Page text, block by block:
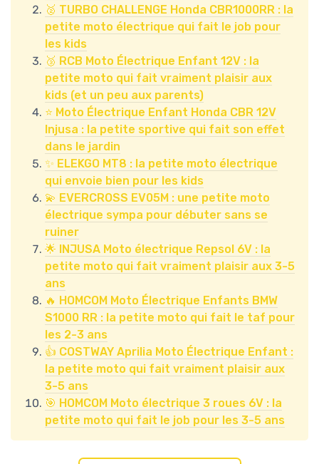
🥈 TURBO CHALLENGE Honda CBR1000RR : la
petite moto électrique qui fait le job pour
les kids
🥉 RCB Moto Électrique Enfant 12V : la
petite moto qui fait vraiment plaisir aux
kids (et un peu aux parents)
⭐ Moto Électrique Enfant Honda CBR 12V
Injusa : la petite sportive qui fait son effet
dans le jardin
✨ ELEKGO MT8 : la petite moto électrique
qui envoie bien pour les kids
💫 EVERCROSS EV05M : une petite moto
électrique sympa pour débuter sans se
ruiner
🌟 INJUSA Moto électrique Repsol 6V : la
petite moto qui fait vraiment plaisir aux 3-5
ans
🔥 HOMCOM Moto Électrique Enfants BMW
S1000 RR : la petite moto qui fait le taf pour
les 2-3 ans
👍 COSTWAY Aprilia Moto Électrique Enfant :
la petite moto qui fait vraiment plaisir aux
3-5 ans
🎯 HOMCOM Moto électrique 3 roues 6V : la
petite moto qui fait le job pour les 3-5 ans